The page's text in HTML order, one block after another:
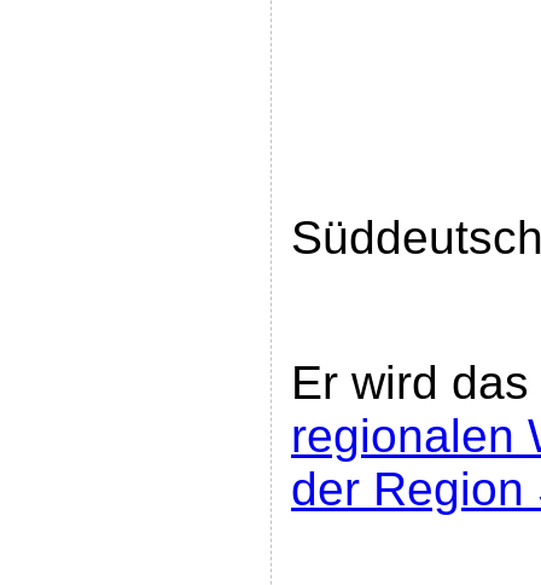
Er wird
regionalen
der Region